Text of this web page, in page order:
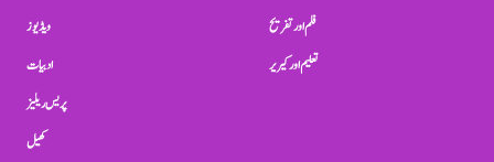
ویڈیوز
ادبیات
پریس ریلیز
کھیل
فلم اور تفریح
تعلیم اور کیریر